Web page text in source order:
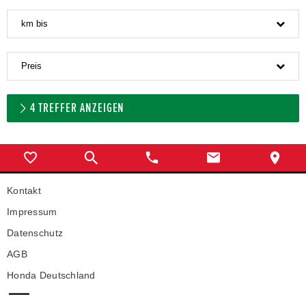
km bis
Preis
4 TREFFER ANZEIGEN
Kontakt
Impressum
Datenschutz
AGB
Honda Deutschland